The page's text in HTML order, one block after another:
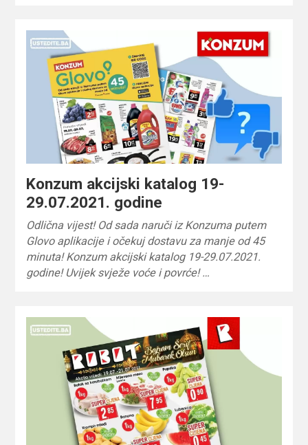
Konzum akcijski katalog 19-
29.07.2021. godine
Odlična vijest! Od sada naruči iz Konzuma putem
Glovo aplikacije i očekuj dostavu za manje od 45
minuta! Konzum akcijski katalog 19-29.07.2021.
godine! Uvijek svježe voće i povrće! …